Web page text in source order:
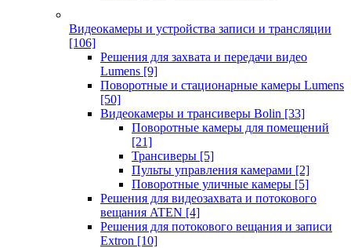
Видеокамеры и устройства записи и трансляции
[106]
Решения для захвата и передачи видео
Lumens [9]
Поворотные и стационарные камеры Lumens
[50]
Видеокамеры и трансиверы Bolin [33]
Поворотные камеры для помещений
[21]
Трансиверы [5]
Пульты управления камерами [2]
Поворотные уличные камеры [5]
Решения для видеозахвата и потокового
вещания ATEN [4]
Решения для потокового вещания и записи
Extron [10]